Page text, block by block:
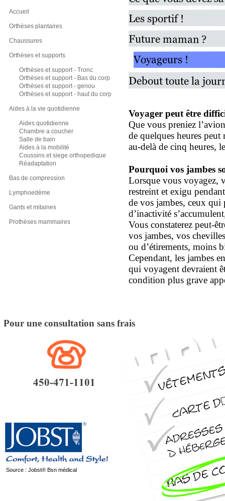
Accueil
Orthèses plantaires
Chaussures
Orthèses et supports
Orthèses et support - Tronc
Orthèses et support - Bas du corp
Orthèses et support - genou
Orthèses et support - haut du corp
Aides à la vie quotidienne
Aides quotidienne
Chambre a coucher
Salle de bain
Aides à la mobilité
Coussins et siege orthopedique
Réadaptation
Bas de compression
Lymphoedème
Gants et mitaines
Prothèses mammaires
Voyager peut être
Que vous preniez
de quelques heures
au-delà de cinq heures,
Pourquoi vos jambes
Lorsque vous voyagez,
restreint et exigu
de vos jambes, ceux qui
d’inactivité
Vous constaterez peut-
vos jambes, vos
ou d’étirements, moins
Cependant, les jambes
qui voyagent devraient
condition plus grave
Source : Jobst® Bsn médical
Pour une consultation sans frais